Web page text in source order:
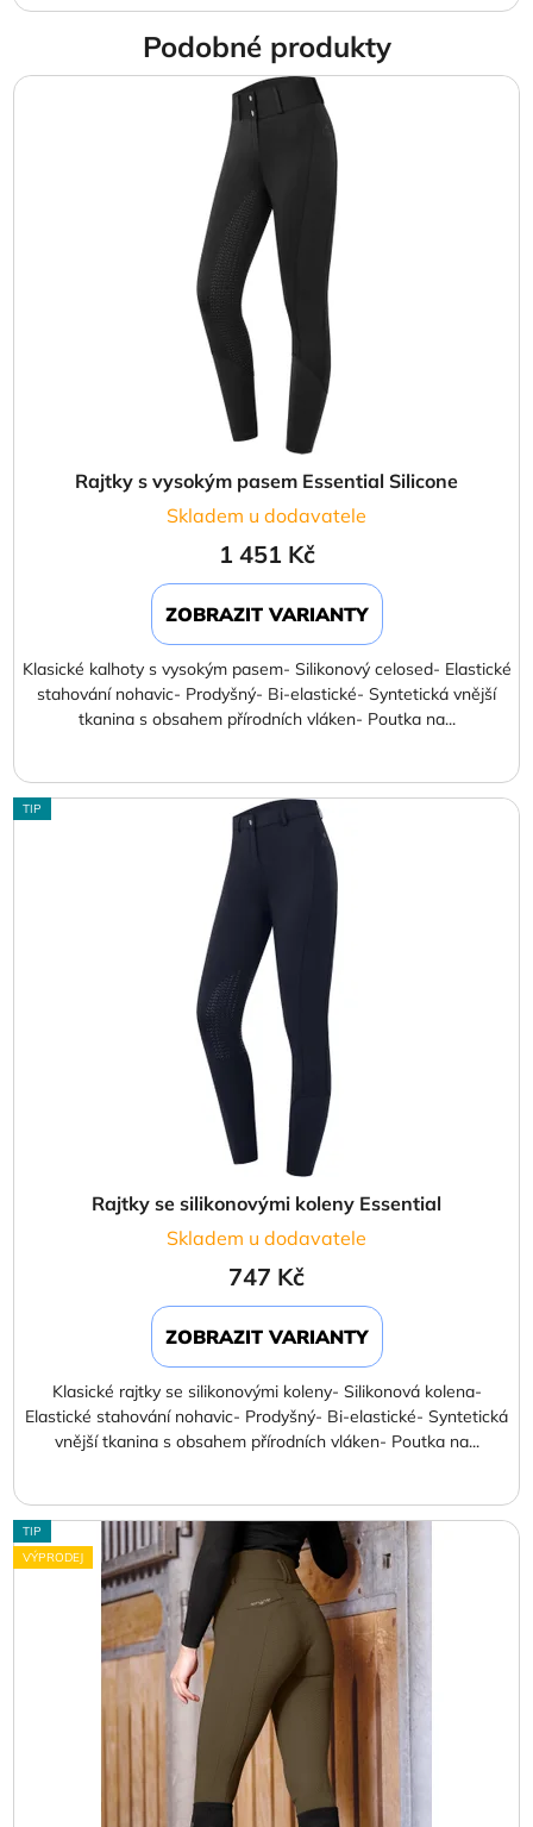
Podobné produkty
Rajtky s vysokým pasem Essential Silicone
Skladem u dodavatele
1 451 Kč
ZOBRAZIT VARIANTY
Klasické kalhoty s vysokým pasem- Silikonový celosed- Elastické
stahování nohavic- Prodyšný- Bi-elastické- Syntetická vnější
tkanina s obsahem přírodních vláken- Poutka na...
TIP
Rajtky se silikonovými koleny Essential
Skladem u dodavatele
747 Kč
ZOBRAZIT VARIANTY
Klasické rajtky se silikonovými koleny- Silikonová kolena-
Elastické stahování nohavic- Prodyšný- Bi-elastické- Syntetická
vnější tkanina s obsahem přírodních vláken- Poutka na...
TIP
VÝPRODEJ